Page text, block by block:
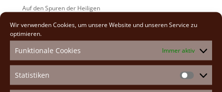
Wir verwenden Cookies, um unsere Website und unseren Service zu
optimieren.
Funktionale Cookies Immer aktiv
Statistiken
Auf den Spuren der Heiligen
Adventexerzitien 2025
2026(2)
2025(7)
2024(5)